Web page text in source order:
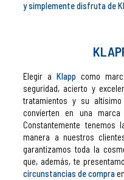
y simplemente disfruta de
Elegir a Klapp como
seguridad, acierto y
tratamientos y su
convierten en una
Constantemente
manera a nuestros
garantizamos toda la
que, además, te
circunstancias de compra